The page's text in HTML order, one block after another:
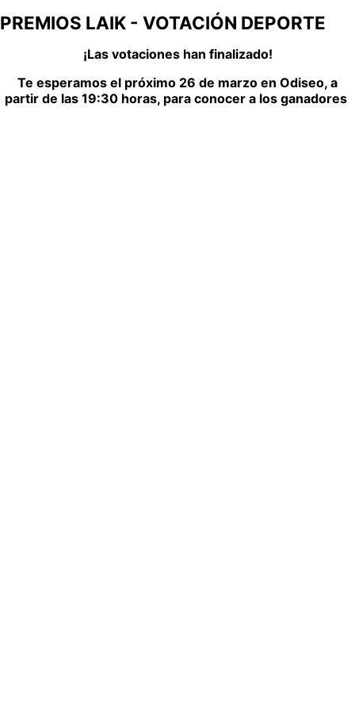
PREMIOS LAIK - VOTACIÓN DEPORTE
¡Las votaciones han finalizado!
Te esperamos el próximo 26 de marzo en Odiseo, a
partir de las 19:30 horas, para conocer a los ganadores